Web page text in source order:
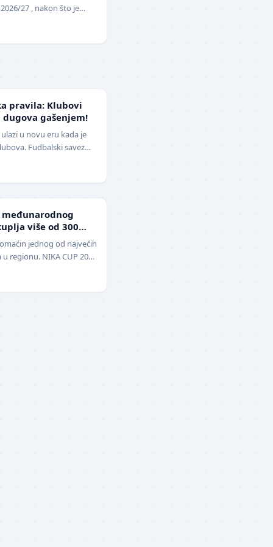
27 , nakon što je
pravila: Klubovi
dugova gašenjem!
u novu eru kada je
Fudbalski savez
više od 300
jednog od najvećih
regionu. NIKA CUP 2026